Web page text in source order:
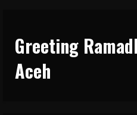
Greeting
Aceh